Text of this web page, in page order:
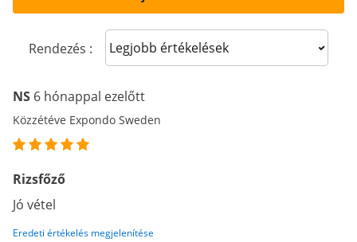
Rendezés : Sort reviews
NS 6 hónappal ezelőtt
Közzétéve Expondo Sweden
Rizsfőző
Jó vétel
Eredeti értékelés megjelenítése